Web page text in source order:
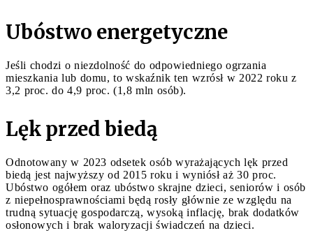
Ubóstwo energetyczne
Jeśli chodzi o niezdolność do odpowiedniego ogrzania
mieszkania lub domu, to wskaźnik ten wzrósł w 2022 roku z
3,2 proc. do 4,9 proc. (1,8 mln osób).
Lęk przed biedą
Odnotowany w 2023 odsetek osób wyrażających lęk przed
biedą jest najwyższy od 2015 roku i wyniósł aż 30 proc.
Ubóstwo ogółem oraz ubóstwo skrajne dzieci, seniorów i osób
z niepełnosprawnościami będą rosły głównie ze względu na
trudną sytuację gospodarczą, wysoką inflację, brak dodatków
osłonowych i brak waloryzacji świadczeń na dzieci.